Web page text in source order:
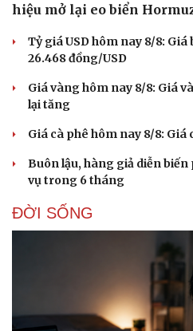
Du lịch
hiệu mở lại eo biển
Tỷ giá USD hôm nay 8/8: Giá
26.468 đồng/USD
Giá vàng hôm nay 8/8: Giá
lại tăng
Giá cà phê hôm nay 8/8:
Buôn lậu, hàng giả diễn
vụ trong 6 tháng
ĐỜI SỐNG